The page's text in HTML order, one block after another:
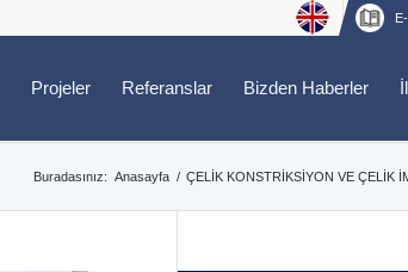
Projeler Referanslar Bizden Haberler
Buradasınız: Anasayfa / ÇELİK KONSTRİKSİYON VE ÇELİK